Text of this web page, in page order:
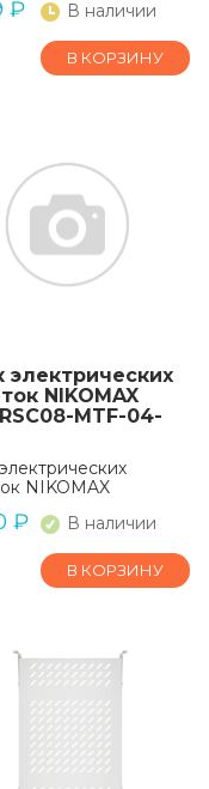
₽ В наличии
В КОРЗИНУ
электрических
NIKOMAX
MTF-04-
NIKOMAX
₽ В наличии
В КОРЗИНУ